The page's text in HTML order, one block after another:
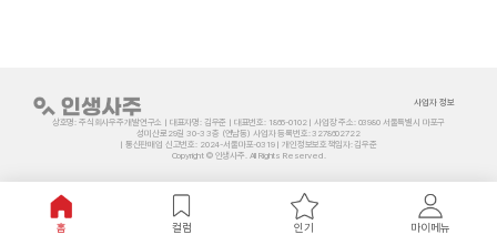
Copyright © 인생사주. All Rights Reserved.
상호명: 주식회사우주개발연구소 | 대표자명: 김우준 | 대표번호: 1866-0102 | 사업장 주소: 03980 서울특별시 마포구
성미산로29길 30-3 3층 (연남동) 사업자 등록번호: 3278602722
| 통신판매업 신고번호: 2024-서울마포-0319 | 개인정보보호책임자: 김우준
사업자 정보
홈 컬럼 인기 마이메뉴